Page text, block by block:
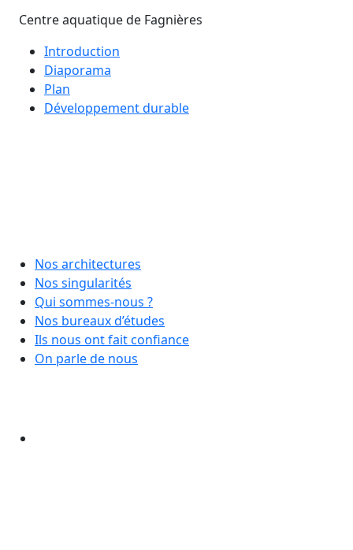
Centre aquatique de Fagnières
Introduction
Diaporama
Plan
Développement durable
Nos architectures
Nos singularités
Qui sommes-nous ?
Nos bureaux d’études
Ils nous ont fait confiance
On parle de nous